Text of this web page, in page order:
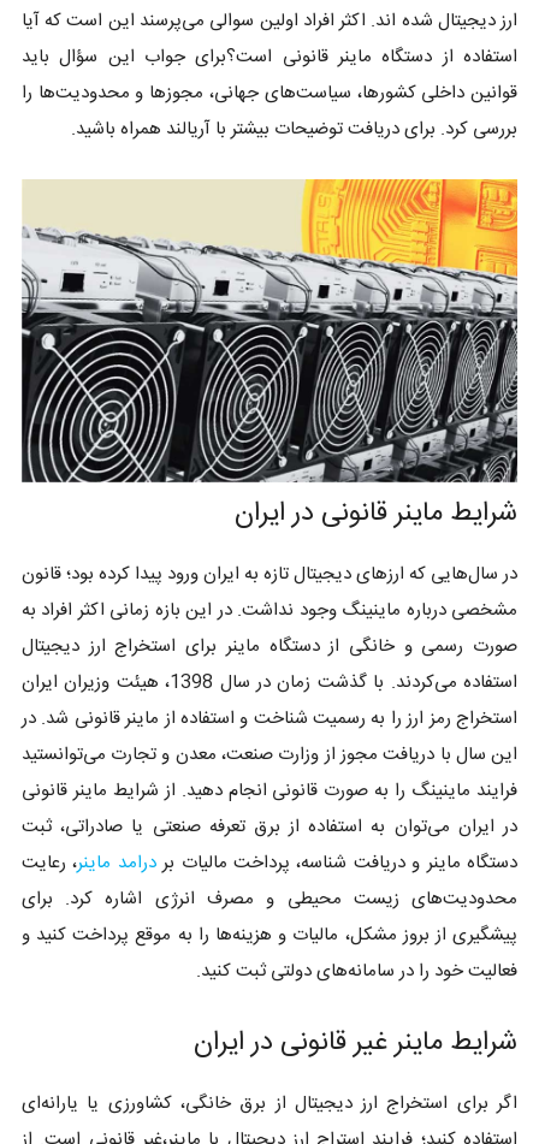
ارز دیجیتال شده اند. اکثر افراد اولین سوالی می‌پرسند این است که آیا
استفاده از دستگاه ماینر قانونی است؟برای جواب این سؤال باید
قوانین داخلی کشورها، سیاست‌های جهانی، مجوزها و محدودیت‌ها را
بررسی کرد. برای دریافت توضیحات بیشتر با آریالند همراه باشید.
شرایط ماینر قانونی در ایران
در سال‌هایی که ارزهای دیجیتال تازه به ایران ورود پیدا کرده بود؛ قانون
مشخصی درباره ماینینگ وجود نداشت. در این بازه زمانی اکثر افراد به
صورت رسمی و خانگی از دستگاه ماینر برای استخراج ارز دیجیتال
استفاده می‌کردند. با گذشت زمان در سال 1398، هیئت وزیران ایران
استخراج رمز ارز را به رسمیت شناخت و استفاده از ماینر قانونی شد. در
این سال با دریافت مجوز از وزارت صنعت، معدن و تجارت می‌توانستید
فرایند ماینینگ را به صورت قانونی انجام دهید. از شرایط ماینر قانونی
در ایران می‌توان به استفاده از برق تعرفه صنعتی یا صادراتی، ثبت
دستگاه ماینر و دریافت شناسه، پرداخت مالیات بردرامد ماینر، رعایت
محدودیت‌های زیست محیطی و مصرف انرژی اشاره کرد. برای
پیشگیری از بروز مشکل، مالیات و هزینه‌ها را به موقع پرداخت کنید و
فعالیت خود را در سامانه‌های دولتی ثبت کنید.
شرایط ماینر غیر قانونی در ایران
اگر برای استخراج ارز دیجیتال از برق خانگی، کشاورزی یا یارانه‌ای